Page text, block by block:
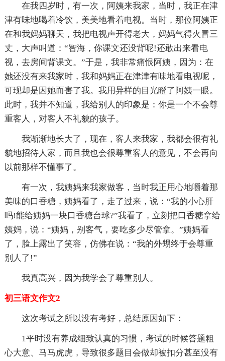
在我四岁时，有一次，阿姨来我家，当时，我正在津
津有味地喝着冷饮，美美地看着电视。当时，那位阿姨正
在和我妈妈聊天，我把电视声开得老大，妈妈气得火冒三
丈，大声叫道：“智海，你课文还没背呢!还敢出来看电
视，去房间背课文。”于是，我非常痛恨阿姨，因为：在
她还没有来我家时，我和妈妈正在津津有味地看电视呢，
可现却是因她而害了我。我用异样的目光瞪了阿姨一眼。
此时，我并不知道，我给别人的印象是：你是一个不会尊
重客人，对客人不礼貌的孩子。
我渐渐地长大了，现在，客人来我家，我都会很有礼
貌地招待人家，而且我也会很尊重客人的意见，不会再向
以前那样不懂事了。
有一次，我姨妈来我家做客，当时我正用心地嚼着那
美味的口香糖，姨妈看了，走了过来，说：“我的小心肝
吗!能给姨妈一块口香糖台球?”我看了，立刻把口香糖拿给
姨妈，说：“姨妈，别客气，要吃多少尽管拿。”姨妈看
了，脸上露出了笑容，仿佛在说：“我的外甥终于会尊重
别人了!”
我真高兴，因为我学会了尊重别人。
初三语文作文2
这次考试之所以没有考好，总结原因如下：
1平时没有养成细致认真的习惯，考试的时候答题粗
心大意、马马虎虎，导致很多题目会做却被扣分甚至没有